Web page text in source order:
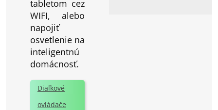
tabletom cez
WIFI, alebo
napojiť
osvetlenie na
inteligentnú
domácnosť.
Diaľkové
ovládače